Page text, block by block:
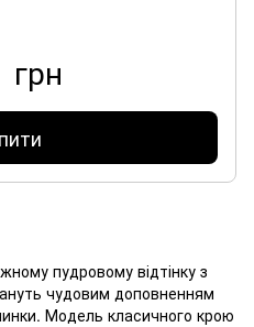
грн
пудровому відтінку з
чудовим доповненням
Модель класичного крою